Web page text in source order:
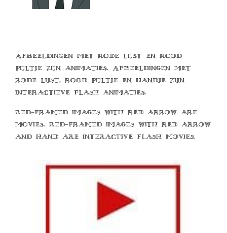
Afbeeldingen met rode lijst en rood
pijltje zijn animaties. Afbeeldingen met
rode lijst, rood pijltje en handje zijn
interactieve flash animaties.
Red-framed images with red arrow are
movies. Red-framed images with red arrow
and hand are interactive flash movies.